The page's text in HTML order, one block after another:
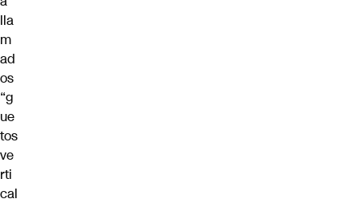
lla
m
ad
os
“g
ue
tos
ve
rti
cal